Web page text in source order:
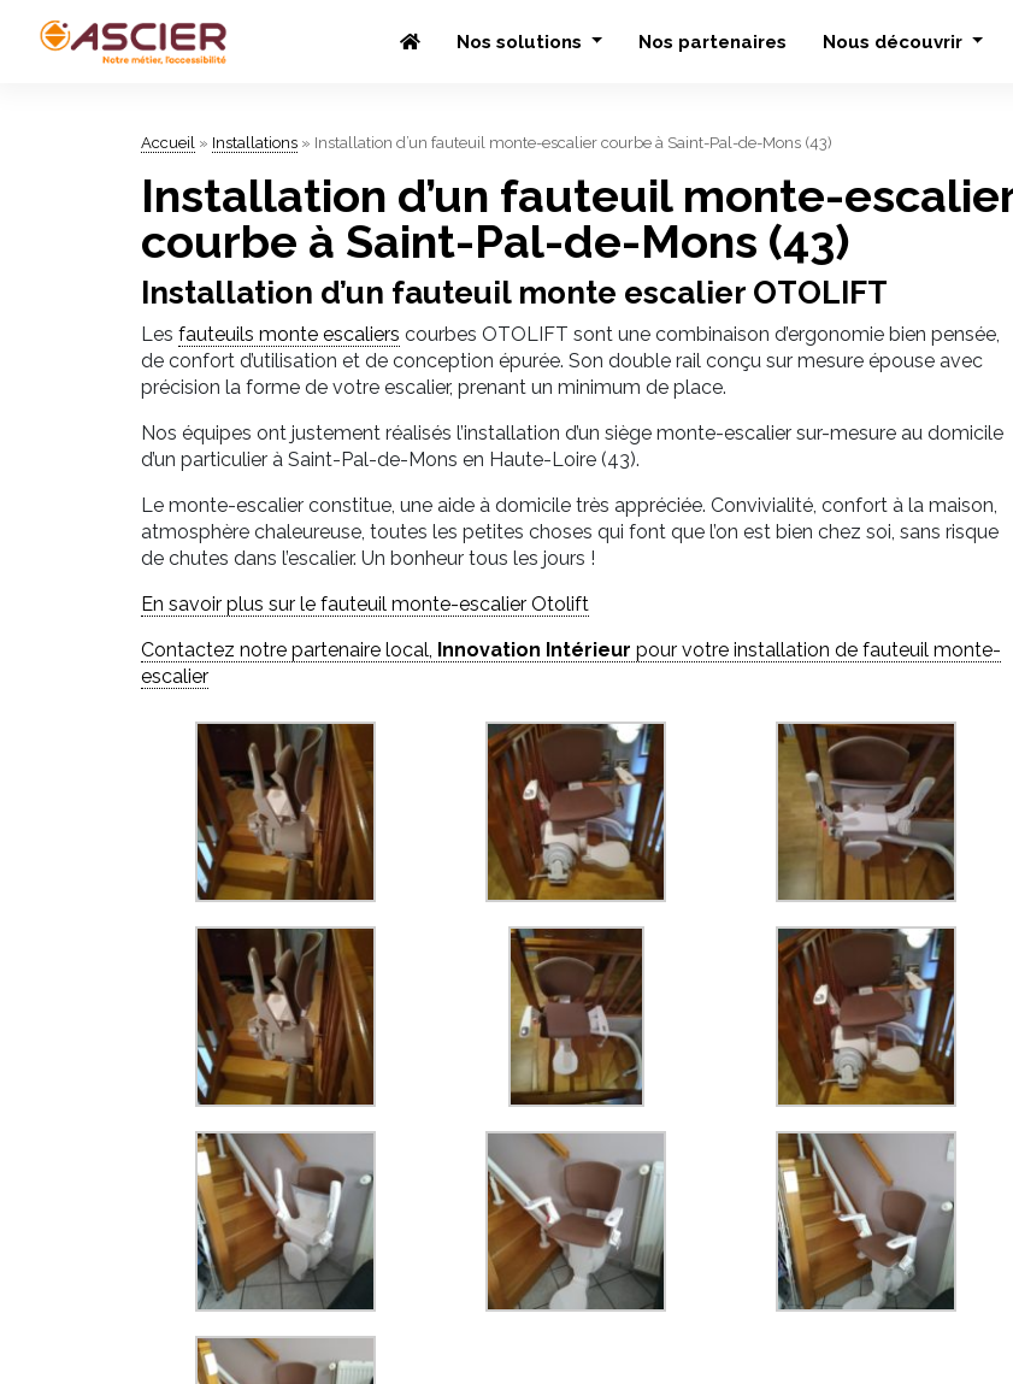
Nos solutions Nos partenaires Nous découvrir
Accueil » Installations » Installation d’un fauteuil monte-escalier courbe à Saint-Pal-de-Mons (43)
Installation d’un fauteuil monte-
courbe à Saint-Pal-de-Mons (43)
Installation d’un fauteuil monte escalier OTOLIFT
Les fauteuils monte escaliers courbes OTOLIFT sont une combinaison d’ergonomie bien pensée,
de confort d’utilisation et de conception épurée. Son double rail conçu sur mesure épouse avec
précision la forme de votre escalier, prenant un minimum de place.
Nos équipes ont justement réalisés l’installation d’un siège monte-escalier sur-mesure au domicile
d’un particulier à Saint-Pal-de-Mons en Haute-Loire (43).
Le monte-escalier constitue, une aide à domicile très appréciée. Convivialité, confort à la maison,
atmosphère chaleureuse, toutes les petites choses qui font que l’on est bien chez soi, sans risque
de chutes dans l’escalier. Un bonheur tous les jours !
En savoir plus sur le fauteuil monte-escalier Otolift
Contactez notre partenaire local, Innovation Intérieur pour votre installation de fauteuil monte-
escalier